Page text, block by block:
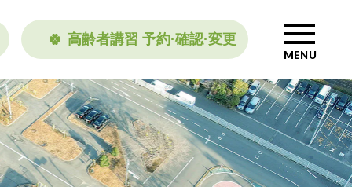
高齢者講習 予約·確認·変更
MENU